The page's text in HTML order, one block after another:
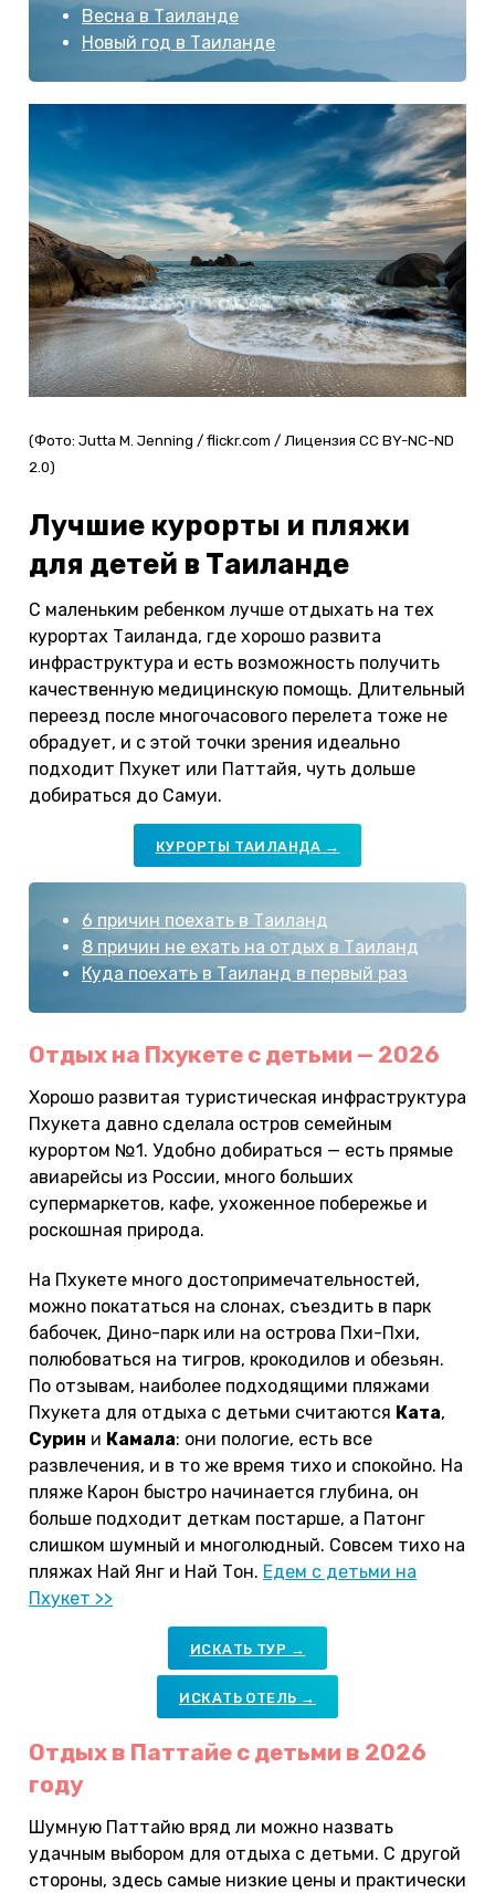
Весна в Таиланде
Новый год в Таиланде
(Фото: Jutta M. Jenning / flickr.com / Лицензия CC BY-NC-ND
2.0)
Лучшие курорты и пляжи
для детей в Таиланде
С маленьким ребенком лучше отдыхать на тех
курортах Таиланда, где хорошо развита
инфраструктура и есть возможность получить
качественную медицинскую помощь. Длительный
переезд после многочасового перелета тоже не
обрадует, и с этой точки зрения идеально
подходит Пхукет или Паттайя, чуть дольше
добираться до Самуи.
КУРОРТЫ ТАИЛАНДА →
6 причин поехать в Таиланд
8 причин не ехать на отдых в Таиланд
Куда поехать в Таиланд в первый раз
Отдых на Пхукете с детьми — 2026
Хорошо развитая туристическая инфраструктура
Пхукета давно сделала остров семейным
курортом №1. Удобно добираться — есть прямые
авиарейсы из России, много больших
супермаркетов, кафе, ухоженное побережье и
роскошная природа.
На Пхукете много достопримечательностей,
можно покататься на слонах, съездить в парк
бабочек, Дино-парк или на острова Пхи-Пхи,
полюбоваться на тигров, крокодилов и обезьян.
По отзывам, наиболее подходящими пляжами
Пхукета для отдыха с детьми считаются Ката,
Сурин и Камала: они пологие, есть все
развлечения, и в то же время тихо и спокойно. На
пляже Карон быстро начинается глубина, он
больше подходит деткам постарше, а Патонг
слишком шумный и многолюдный. Совсем тихо на
пляжах Най Янг и Най Тон. Едем с детьми на
Пхукет >>
ИСКАТЬ ТУР →
ИСКАТЬ ОТЕЛЬ →
Отдых в Паттайе с детьми в 2026
году
Шумную Паттайю вряд ли можно назвать
удачным выбором для отдыха с детьми. С другой
стороны, здесь самые низкие цены и практически